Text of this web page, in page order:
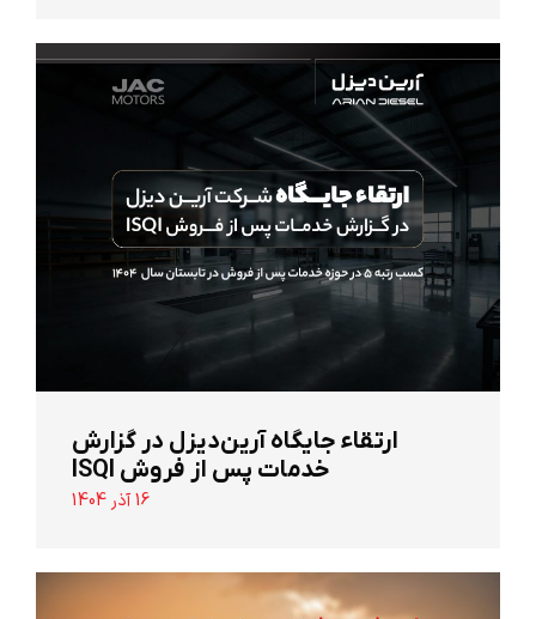
ارتقاء جایگاه آرین‌دیزل در گزارش
خدمات پس از فروش ISQI
16 آذر 1404